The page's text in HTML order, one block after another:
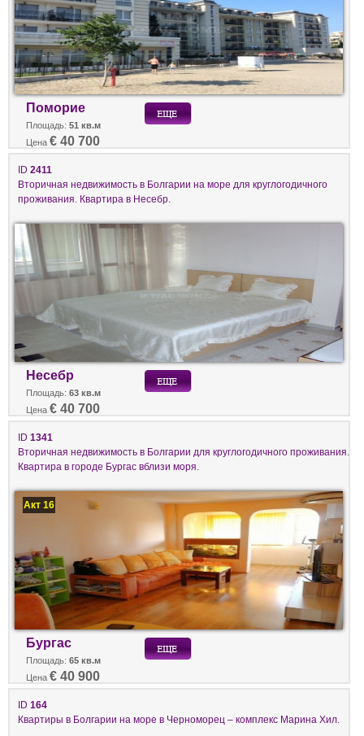
Поморие
Площадь: 51 кв.м
Цена € 40 700
ID 2411
Вторичная недвижимость в Болгарии на море для круглогодичного
проживания. Квартира в Несебр.
Несебр
Площадь: 63 кв.м
Цена € 40 700
ID 1341
Вторичная недвижимость в Болгарии для круглогодичного проживания.
Квартира в городе Бургас вблизи моря.
Акт 16
Бургас
Площадь: 65 кв.м
Цена € 40 900
ID 164
Квартиры в Болгарии на море в Черноморец – комплекс Марина Хил.